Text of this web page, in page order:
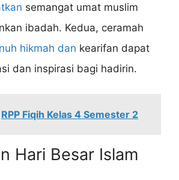
semangat umat muslim
ibadah. Kedua, ceramah
hikmah dan kearifan dapat
dan inspirasi bagi hadirin.
RPP Fiqih Kelas 4 Semester 2
Hari Besar Islam